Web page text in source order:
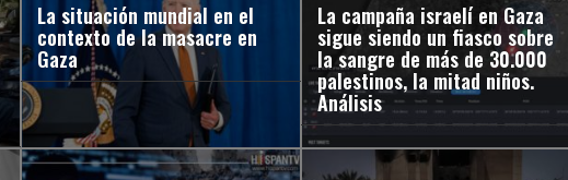
La situación mundial en el
contexto de la masacre en
Gaza
La campaña israelí en Gaza
sigue siendo un fiasco sobre
la sangre de más de 30.000
palestinos, la mitad niños.
Análisis